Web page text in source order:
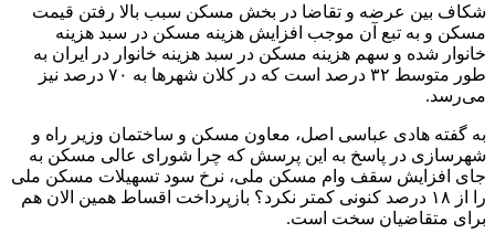
شکاف بین عرضه و تقاضا در بخش مسکن سبب بالا رفتن قیمت
مسکن و به تبع آن موجب افزایش هزینه مسکن در سبد هزینه
خانوار شده و سهم هزینه مسکن در سبد هزینه خانوار در ایران به
طور متوسط ۳۲ درصد است که در کلان شهرها به ۷۰ درصد نیز
می‌رسد.
به گفته هادی عباسی اصل، معاون مسکن و ساختمان وزیر راه و
شهرسازی در پاسخ به این پرسش که چرا شورای عالی مسکن به
جای افزایش سقف وام مسکن ملی، نرخ سود تسهیلات مسکن ملی
را از ۱۸ درصد کنونی کمتر نکرد؟ بازپرداخت اقساط همین الان هم
برای متقاضیان سخت است.